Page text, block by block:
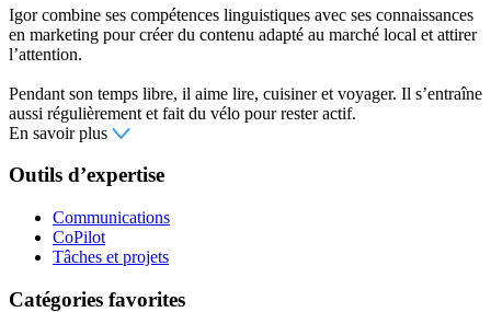
Igor combine ses compétences linguistiques avec ses connaissances
en marketing pour créer du contenu adapté au marché local et attirer
l’attention.
Pendant son temps libre, il aime lire, cuisiner et voyager. Il s’entraîne
aussi régulièrement et fait du vélo pour rester actif.
En savoir plus
Outils d’expertise
Communications
CoPilot
Tâches et projets
Catégories favorites